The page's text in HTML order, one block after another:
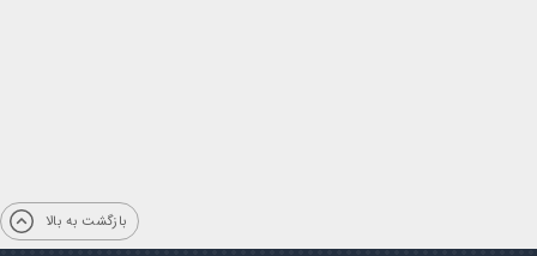
بازگشت به بالا